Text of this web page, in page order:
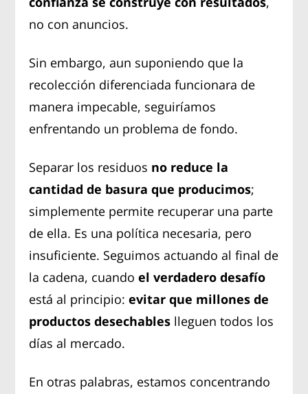
no con anuncios.
Sin embargo, aun suponiendo que la
recolección diferenciada funcionara de
manera impecable, seguiríamos
enfrentando un problema de fondo.
Separar los residuos no reduce la
cantidad de basura que producimos;
simplemente permite recuperar una parte
de ella. Es una política necesaria, pero
insuficiente. Seguimos actuando al final de
la cadena, cuandoel verdadero desafío
está al principio:evitar que millones de
productos desechables lleguen todos los
días al mercado.
En otras palabras, estamos concentrando